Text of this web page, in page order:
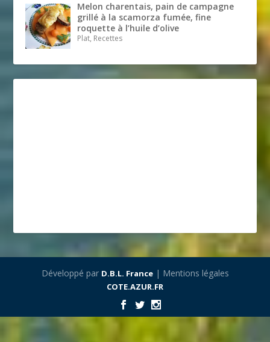
Melon charentais, pain de campagne
grillé à la scamorza fumée, fine
roquette à l’huile d’olive
Plat, Recettes
Développé par D.B.L. France| Mentions légales
COTE.AZUR.FR